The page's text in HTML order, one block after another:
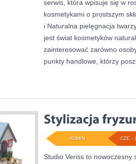
serwis, która wpisuje się w
kosmetykami o prostszym
i Naturalna pielęgnacja
jest świat kosmetyków
zainteresować zarówno
punkty handlowe, którzy
CZE -
ADMIN
Studio Veriss to nowoczesny